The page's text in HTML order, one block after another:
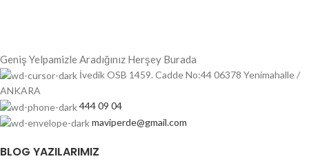
Geniş Yelpamizle Aradığınız Herşey Burada
İvedik OSB 1459. Cadde No:44 06378 Yenimahalle /
ANKARA
444 09 04
maviperde@gmail.com
BLOG YAZILARIMIZ